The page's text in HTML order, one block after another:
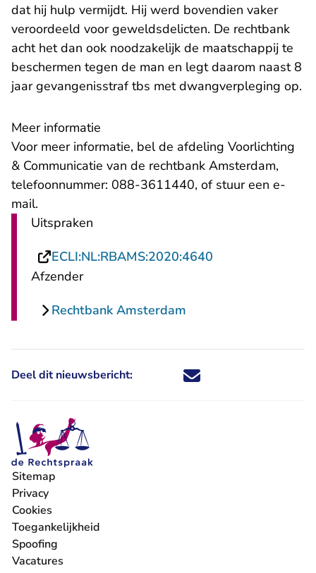
dat hij hulp vermijdt. Hij werd bovendien vaker
veroordeeld voor geweldsdelicten. De rechtbank
acht het dan ook noodzakelijk de maatschappij te
beschermen tegen de man en legt daarom naast 8
jaar gevangenisstraf tbs met dwangverpleging op.
Meer informatie
Voor meer informatie, bel de afdeling Voorlichting
& Communicatie van de rechtbank Amsterdam,
telefoonnummer: 088-3611440, of stuur een e-
mail- U verlaat Rechtspraak.nl
.
Uitspraken
ECLI:NL:RBAMS:2020:4640
Afzender
Rechtbank Amsterdam
Deel dit nieuwsbericht: Deel dit nieuwsbericht via X -
Deel dit nieuwsbericht via
Deel dit nieuwsbericht
Deel dit
Sitemap
Privacy
Cookies
Toegankelijkheid
Spoofing
Vacatures
- U verlaat Rechtspraak.nl